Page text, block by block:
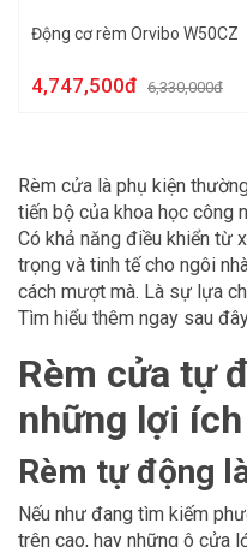
Động cơ rèm Orvibo W50CZ
4,747,500đ 6,330,000đ
Rèm cửa là phụ kiện
tiến bộ của khoa học công
Có khả năng điều khiển từ
trọng và tinh tế cho ngôi
cách mượt mà. Là sự lựa
Tìm hiểu thêm ngay sau
Rèm cửa tự
những lợi
Rèm tự động
Nếu như đang tìm kiếm
trên cao, hay những ô cửa